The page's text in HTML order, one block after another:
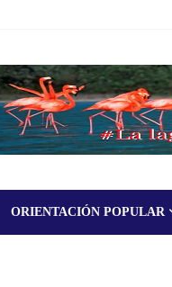
ORIENTACIÓN POPULAR